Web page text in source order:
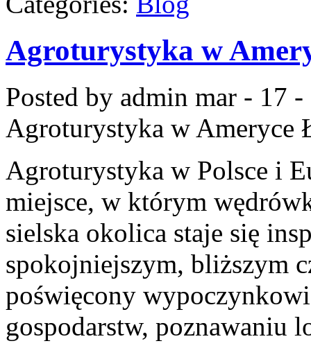
Agroturystyka w
Posted by admin mar - 17 -
Agroturystyka w Ameryce
Agroturystyka w Polsce i
miejsce, w którym
sielska okolica staje się
spokojniejszym, bliższym
poświęcony
gospodarstw, poznawaniu